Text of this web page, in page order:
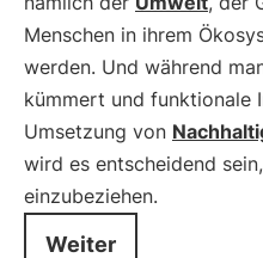
Menschen in ihrem
werden. Und während
kümmert und funktionale
Umsetzung von
wird es entscheidend
einzubeziehen.
Weiter